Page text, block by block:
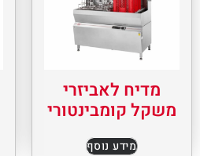
מדיח לאביזרי
משקל קומבינטורי
מידע נוסף